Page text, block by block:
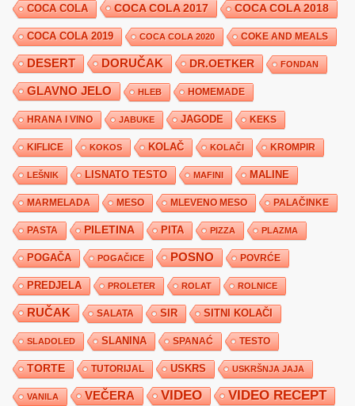
COCA COLA COCA COLA 2017 COCA COLA 2018
COCA COLA 2019 COCA COLA 2020 COKE AND MEALS
DESERT DORUČAK DR.OETKER FONDAN
GLAVNO JELO HLEB HOMEMADE
HRANA I VINO JABUKE JAGODE KEKS
KIFLICE KOKOS KOLAČ KOLAČI KROMPIR
LEŠNIK LISNATO TESTO MAFINI MALINE
MARMELADA MESO MLEVENO MESO PALAČINKE
PASTA PILETINA PITA PIZZA PLAZMA
POGAČA POGAČICE POSNO POVRĆE
PREDJELA PROLETER ROLAT ROLNICE
RUČAK SALATA SIR SITNI KOLAČI
SLADOLED SLANINA SPANAĆ TESTO
TORTE TUTORIJAL USKRS USKRŠNJA JAJA
VANILA VEČERA VIDEO VIDEO RECEPT